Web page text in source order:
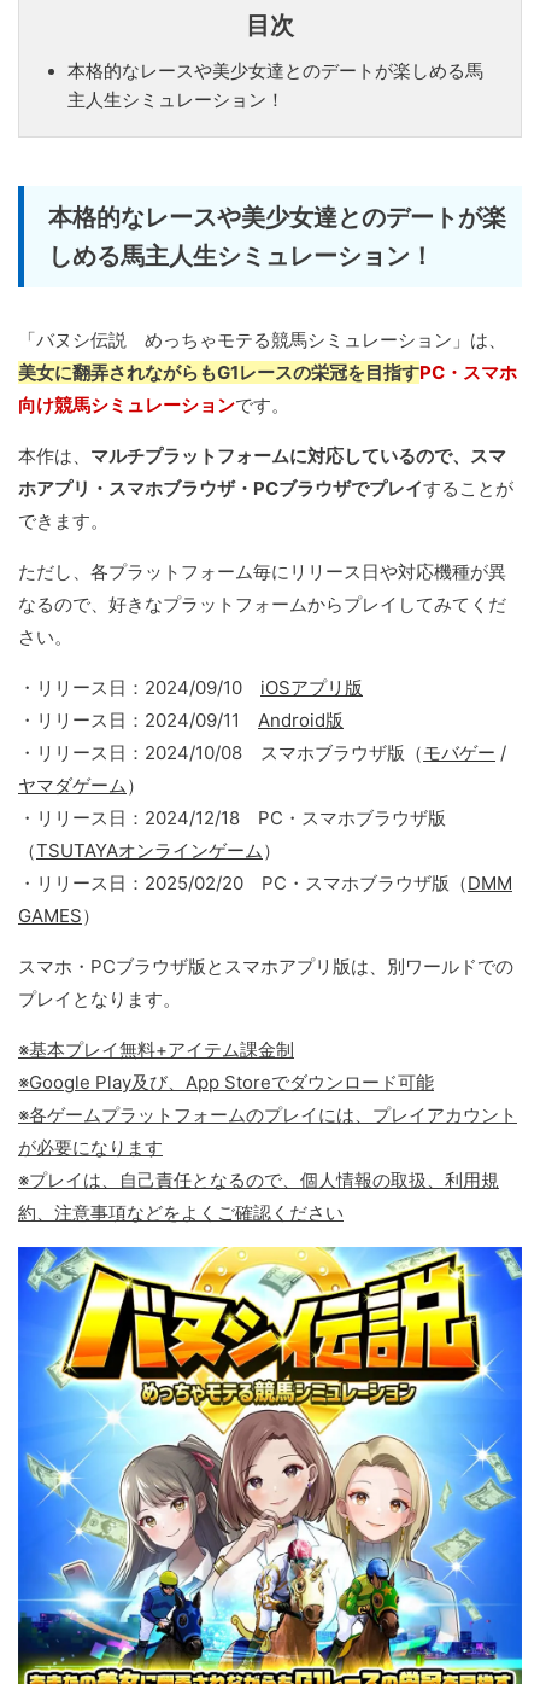
目次
本格的なレースや美少女達とのデートが楽しめる馬
主人生シミュレーション！
本格的なレースや美少女達とのデートが楽
しめる馬主人生シミュレーション！
「バヌシ伝説 めっちゃモテる競馬シミュレーション」は、
美女に翻弄されながらもG1レースの栄冠を目指すPC・スマホ
向け競馬シミュレーションです。
本作は、 マルチプラットフォームに対応しているので、スマ
ホアプリ・スマホブラウザ・PCブラウザでプレイすることが
できます。
ただし、各プラットフォーム毎にリリース日や対応機種が異
なるので、好きなプラットフォームからプレイしてみてくだ
さい。
・リリース日：2024/09/10 iOSアプリ版
・リリース日：2024/09/11 Android版
・リリース日：2024/10/08 スマホブラウザ版（モバゲー /
ヤマダゲーム）
・リリース日：2024/12/18 PC・スマホブラウザ版
（TSUTAYAオンラインゲーム）
・リリース日：2025/02/20 PC・スマホブラウザ版（DMM
GAMES）
スマホ・PCブラウザ版とスマホアプリ版は、別ワールドでの
プレイとなります。
※基本プレイ無料+アイテム課金制
※Google Play及び、App Storeでダウンロード可能
※各ゲームプラットフォームのプレイには、プレイアカウント
が必要になります
※プレイは、自己責任となるので、個人情報の取扱、利用規
約、注意事項などをよくご確認ください